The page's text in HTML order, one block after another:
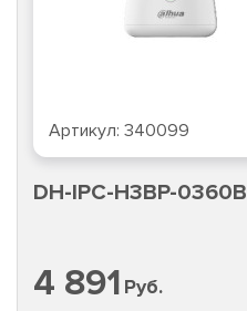
Артикул: 340099
DH-IPC-H3BP-0360B
4 891 Руб.